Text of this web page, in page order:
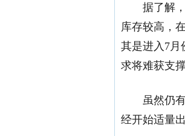
据了解
库存较高，
其是进入7月
求将难获支撑
虽然仍
经开始适量